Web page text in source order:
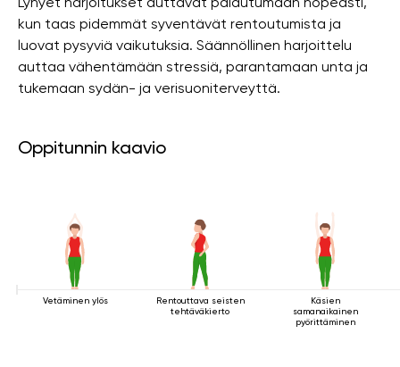
kun taas pidemmät syventävät rentoutumista ja
luovat pysyviä vaikutuksia. Säännöllinen harjoittelu
auttaa vähentämään stressiä, parantamaan unta ja
tukemaan sydän- ja verisuoniterveyttä.
Oppitunnin kaavio
Vetäminen ylös
Rentouttava seisten
tehtäväkierto
Käsien
samanaikainen
pyörittäminen